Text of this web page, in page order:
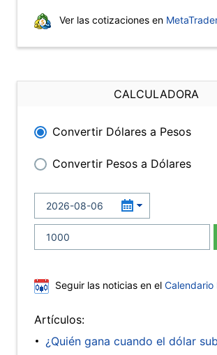
Ver las cotizaciones en
CALCULADORA
Convertir Dólares a Pesos
Convertir Pesos a Dólares
Seguir las noticias en el Calendario
Artículos:
¿Quién gana cuando el dólar